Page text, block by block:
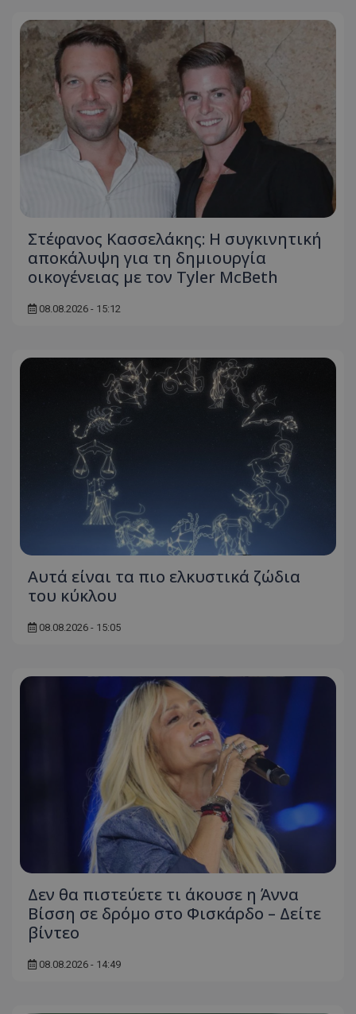
Στέφανος Κασσελάκης: Η συγκινητική
αποκάλυψη για τη δηµιουργία
οικογένειας με τον Tyler McBeth
08.08.2026 - 15:12
Αυτά είναι τα πιο ελκυστικά ζώδια
του κύκλου
08.08.2026 - 15:05
Δεν θα πιστεύετε τι άκουσε η Άννα
Βίσση σε δρόμο στο Φισκάρδο – Δείτε
βίντεο
08.08.2026 - 14:49